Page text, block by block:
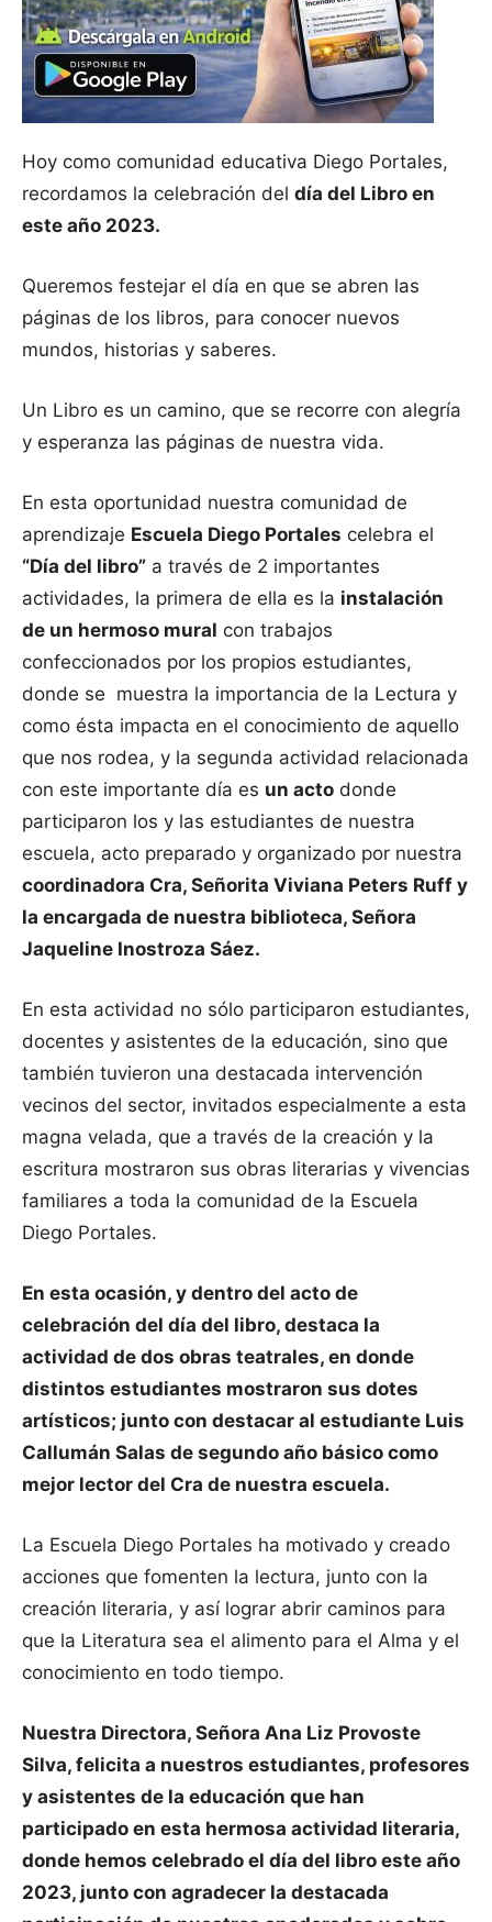
Hoy como comunidad educativa Diego Portales,
recordamos la celebración del día del Libro en
este año 2023.
Queremos festejar el día en que se abren las
páginas de los libros, para conocer nuevos
mundos, historias y saberes.
Un Libro es un camino, que se recorre con alegría
y esperanza las páginas de nuestra vida.
En esta oportunidad nuestra comunidad de
aprendizaje Escuela Diego Portales celebra el
“Día del libro” a través de 2 importantes
actividades, la primera de ella es la instalación
de un hermoso mural con trabajos
confeccionados por los propios estudiantes,
donde se muestra la importancia de la Lectura y
como ésta impacta en el conocimiento de aquello
que nos rodea, y la segunda actividad relacionada
con este importante día es un acto donde
participaron los y las estudiantes de nuestra
escuela, acto preparado y organizado por nuestra
coordinadora Cra, Señorita Viviana Peters Ruff y
la encargada de nuestra biblioteca, Señora
Jaqueline Inostroza Sáez.
En esta actividad no sólo participaron estudiantes,
docentes y asistentes de la educación, sino que
también tuvieron una destacada intervención
vecinos del sector, invitados especialmente a esta
magna velada, que a través de la creación y la
escritura mostraron sus obras literarias y vivencias
familiares a toda la comunidad de la Escuela
Diego Portales.
En esta ocasión, y dentro del acto de
celebración del día del libro, destaca la
actividad de dos obras teatrales, en donde
distintos estudiantes mostraron sus dotes
artísticos; junto con destacar al estudiante Luis
Callumán Salas de segundo año básico como
mejor lector del Cra de nuestra escuela.
La Escuela Diego Portales ha motivado y creado
acciones que fomenten la lectura, junto con la
creación literaria, y así lograr abrir caminos para
que la Literatura sea el alimento para el Alma y el
conocimiento en todo tiempo.
Nuestra Directora, Señora Ana Liz Provoste
Silva, felicita a nuestros estudiantes, profesores
y asistentes de la educación que han
participado en esta hermosa actividad literaria,
donde hemos celebrado el día del libro este año
2023, junto con agradecer la destacada